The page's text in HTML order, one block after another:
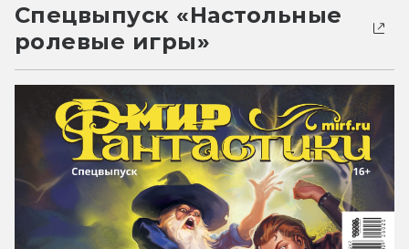
Спецвыпуск «Настольные
ролевые игры»